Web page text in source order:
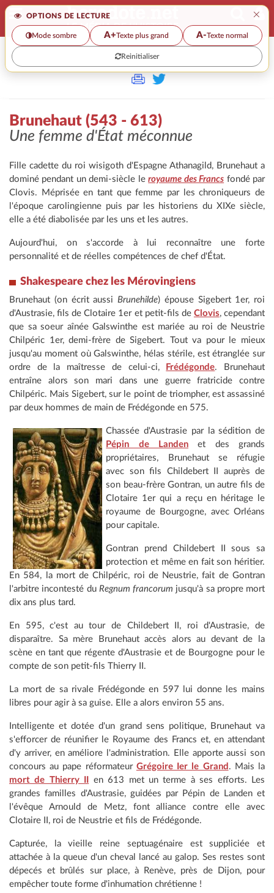
OPTIONS DE LECTURE ×
Mode sombre A+Texte plus grand A-Texte normal
Reinitialiser
>
Brunehaut (543 - 613)
Une femme d'État méconnue
Fille cadette du roi wisigoth d'Espagne Athanagild, Brunehaut a
dominé pendant un demi-siècle leroyaume des Francs fondé par
Clovis. Méprisée en tant que femme par les chroniqueurs de
l'époque carolingienne puis par les historiens du XIXe siècle,
elle a été diabolisée par les uns et les autres.
Aujourd'hui, on s'accorde à lui reconnaître une forte
personnalité et de réelles compétences de chef d'État.
Shakespeare chez les Mérovingiens
Brunehaut (on écrit aussi Brunehilde) épouse Sigebert 1er, roi
d'Austrasie, fils de Clotaire 1er et petit-fils de Clovis, cependant
que sa soeur aînée Galswinthe est mariée au roi de Neustrie
Chilpéric 1er, demi-frère de Sigebert. Tout va pour le mieux
jusqu'au moment où Galswinthe, hélas stérile, est étranglée sur
ordre de la maîtresse de celui-ci,
Frédégonde. Brunehaut
entraîne alors son mari dans une guerre fratricide contre
Chilpéric. Mais Sigebert, sur le point de triompher, est assassiné
par deux hommes de main de Frédégonde en 575.
Chassée d'Austrasie par la sédition de
Pépin de Landenet des grands
propriétaires, Brunehaut se réfugie
avec son fils Childebert II auprès de
son beau-frère Gontran, un autre fils de
Clotaire 1er qui a reçu en héritage le
royaume de Bourgogne, avec Orléans
pour capitale.
Gontran prend Childebert II sous sa
protection et même en fait son héritier.
En 584, la mort de Chilpéric, roi de Neustrie, fait de Gontran
l'arbitre incontesté du Regnum francorum jusqu'à sa propre mort
dix ans plus tard.
En 595, c'est au tour de Childebert II, roi d'Austrasie, de
disparaître. Sa mère Brunehaut accès alors au devant de la
scène en tant que régente d'Austrasie et de Bourgogne pour le
compte de son petit-fils Thierry II.
La mort de sa rivale Frédégonde en 597 lui donne les mains
libres pour agir à sa guise. Elle a alors environ 55 ans.
Intelligente et dotée d'un grand sens politique, Brunehaut va
s'efforcer de réunifier le Royaume des Francs et, en attendant
d'y arriver, en améliore l'administration. Elle apporte aussi son
concours au pape réformateur Grégoire Ier le Grand . Mais la
mort de Thierry II
en 613 met un terme à ses efforts. Les
grandes familles d'Austrasie, guidées par Pépin de Landen et
l'évêque Arnould de Metz, font alliance contre elle avec
Clotaire II, roi de Neustrie et fils de Frédégonde.
Capturée, la vieille reine septuagénaire est suppliciée et
attachée à la queue d'un cheval lancé au galop. Ses restes sont
dépecés et brûlés sur place, à Renève, près de Dijon, pour
empêcher toute forme d'inhumation chrétienne !